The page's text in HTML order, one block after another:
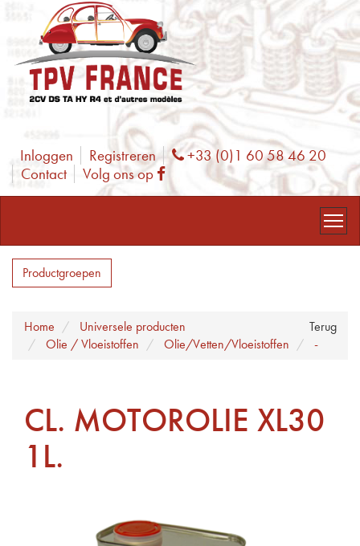
Inloggen Registreren Phone
+33 (0)1 60 58 46 20
Contact
Volg ons op Facebook
Productgroepen
Terug
Home
Universele producten
Olie / Vloeistoffen
Olie/Vetten/Vloeistoffen -
CL. MOTOROLIE XL30
1L.